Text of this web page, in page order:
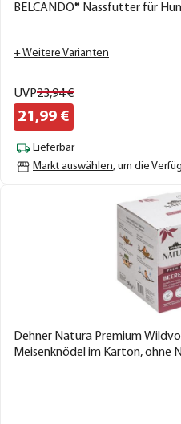
BELCANDO® Nassfutter für
+ Weitere Varianten
UVP23,94€
21,99 €
Lieferbar
Markt auswählen, um die
Dehner Natura Premium
Meisenknödel im Karton, ohne